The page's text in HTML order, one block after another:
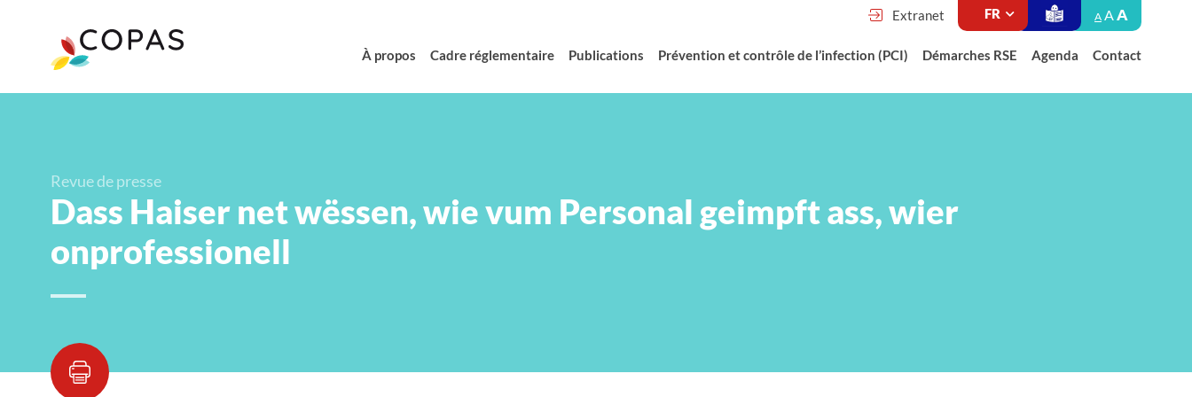
Extranet A AA
À propos Cadre réglementaire Publications Prévention et contrôle de l’infection (PCI) Démarches RSE Agenda Contact
Revue de presse
Dass Haiser net wëssen, wie vum Personal geimpft ass, wier
onprofessionell